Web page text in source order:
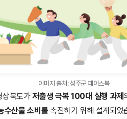
이미지 출처: 성주군 페이스북
상북도가저출생 극복 100대 실행 과제
수산물 소비 를 촉진하기 위해 설계되었